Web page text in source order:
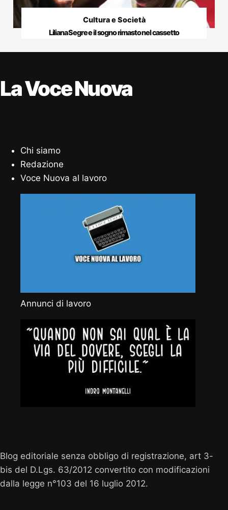
Cultura e Società
Liliana Segre e il sogno rimasto nel cassetto
La Voce Nuova
Chi siamo
Redazione
Voce Nuova al lavoro
Annunci di lavoro
Blog editoriale senza obbligo di registrazione, art 3-
bis del D.Lgs. 63/2012 convertito con modificazioni
dalla legge n°103 del 16 luglio 2012.